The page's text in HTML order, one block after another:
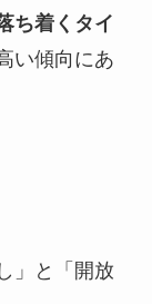
ち着くタイ
い傾向にあ
」と「開放